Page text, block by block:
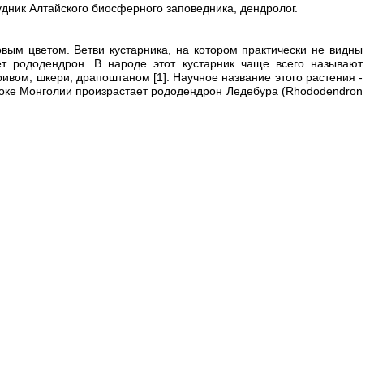
Алтайского биосферного заповедника, дендролог.
цветом. Ветви кустарника, на котором практически не видны
рододендрон. В народе этот кустарник чаще всего называют
шкери, драпоштаном [1]. Научное название этого растения -
Монголии произрастает рододендрон Ледебура (Rhododendron